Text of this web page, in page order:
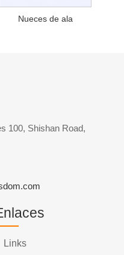
Nueces de ala
100, Shishan Road,
Links